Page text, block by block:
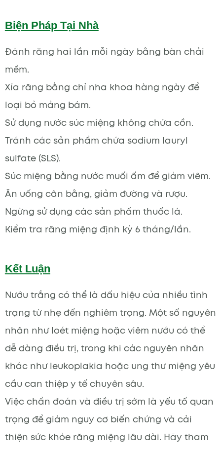
Biện Pháp Tại Nhà
Đánh răng hai lần mỗi ngày bằng bàn chải
mềm.
Xỉa răng bằng chỉ nha khoa hàng ngày để
loại bỏ mảng bám.
Sử dụng nước súc miệng không chứa cồn.
Tránh các sản phẩm chứa sodium lauryl
sulfate (SLS).
Súc miệng bằng nước muối ấm để giảm viêm.
Ăn uống cân bằng, giảm đường và rượu.
Ngừng sử dụng các sản phẩm thuốc lá.
Kiểm tra răng miệng định kỳ 6 tháng/lần.
Kết Luận
Nướu trắng có thể là dấu hiệu của nhiều tình
trạng từ nhẹ đến nghiêm trọng. Một số nguyên
nhân như loét miệng hoặc viêm nướu có thể
dễ dàng điều trị, trong khi các nguyên nhân
khác như leukoplakia hoặc ung thư miệng yêu
cầu can thiệp y tế chuyên sâu.
Việc chẩn đoán và điều trị sớm là yếu tố quan
trọng để giảm nguy cơ biến chứng và cải
thiện sức khỏe răng miệng lâu dài. Hãy tham